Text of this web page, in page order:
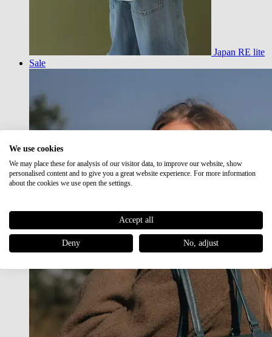
Japan RE lite
Sale
We use cookies
We may place these for analysis of our visitor data, to improve our website, show
personalised content and to give you a great website experience. For more information
about the cookies we use open the settings.
Accept all
Deny No, adjust